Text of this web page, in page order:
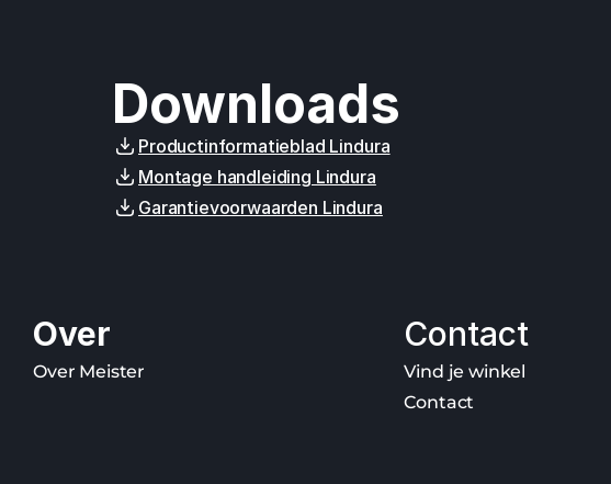
Downloads
Productinformatieblad Lindura
Montage handleiding Lindura
Garantievoorwaarden Lindura
Over
Over Meister
Contact
Vind je winkel
Contact